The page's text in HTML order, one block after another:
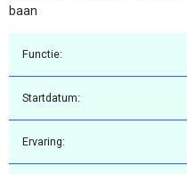
baan
Functie:
Startdatum:
Ervaring: